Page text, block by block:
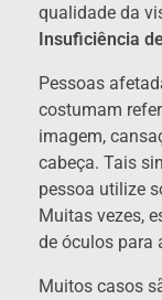
qualidade da
Insuficiência
Pessoas
costumam
imagem,
cabeça. Tais
pessoa utilize
Muitas vezes,
de óculos para
Muitos casos